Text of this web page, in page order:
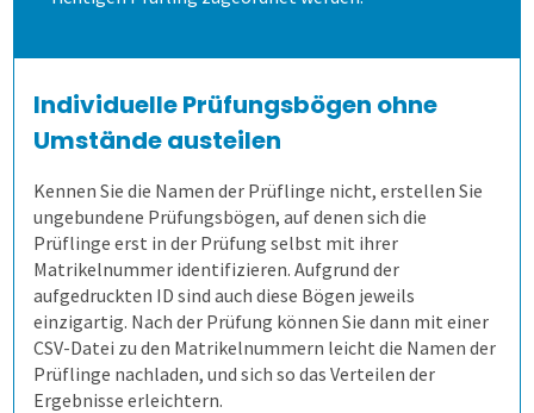
Rechtssichere Prüfungen
Massenprüfungen bewältigen
Fehler vermeiden
Transparenz schaffen
5. Ergebnisse erzeugen
Ergebnistabelle
Qualitätsdaten
Ergebnisbericht
Lösungen
Aufgabenverwaltung Frida
Scannerkorrektur Klaus Papier
Onlineprüfungen Klaus Online
Schulungen
Einstieg
Fortgeschritten
Extras
ILIAS
Befragungen
Individuelle Prüfungsbögen ohne
Umstände austeilen
Kennen Sie die Namen der Prüflinge nicht, erstellen Sie
ungebundene Prüfungsbögen, auf denen sich die
Prüflinge erst in der Prüfung selbst mit ihrer
Matrikelnummer identifizieren. Aufgrund der
aufgedruckten ID sind auch diese Bögen jeweils
einzigartig. Nach der Prüfung können Sie dann mit einer
CSV-Datei zu den Matrikelnummern leicht die Namen der
Prüflinge nachladen, und sich so das Verteilen der
Ergebnisse erleichtern.